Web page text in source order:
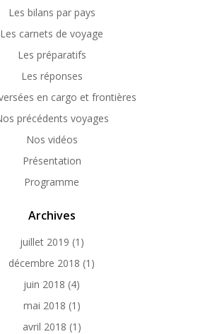
Les bilans par pays
Les carnets de voyage
Les préparatifs
Les réponses
en cargo et frontières
précédents voyages
Nos vidéos
Présentation
Programme
Archives
juillet 2019 (1)
décembre 2018 (1)
juin 2018 (4)
mai 2018 (1)
avril 2018 (1)